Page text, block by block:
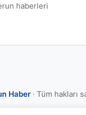
haberleri
Haber · Tüm hakları